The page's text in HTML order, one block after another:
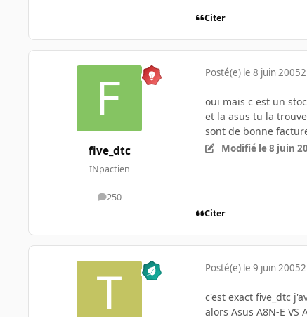
Citer
five_dtc
INpactien
250
messages
Posté(e) le 8 juin 2005
oui mais c est un
et la asus tu la
sont de bonne
Modifié le 8 juin
Citer
Posté(e) le 9 juin 2005
c'est exact five_dtc
alors Asus A8N-E VS